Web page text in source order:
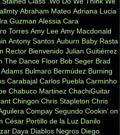
Abraham Mateo Adriana Lucia
Guzman Alessia Cara
Torres Amy Lee Amy Macdonald
Antony Santos Auburn Baby Rasta
Rector Bienvenido Julian Guitiérrez
The Dance Floor Bob Seger Brad
Bulmaro Bermúdez Burning
Carabajal Carlos Puebla Carminho
Chabuco Martinez ChachiGuitar
Chingon Chris Stapleton Chris
Compay Segundo Cookin’ on
César Portillo de la Luz Danilo
Daya Diablos Negros Diego